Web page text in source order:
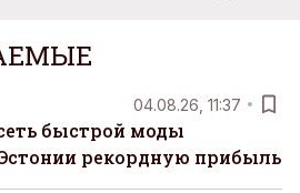
04.08.26, 11:37
быстрой моды
рекордную прибыль